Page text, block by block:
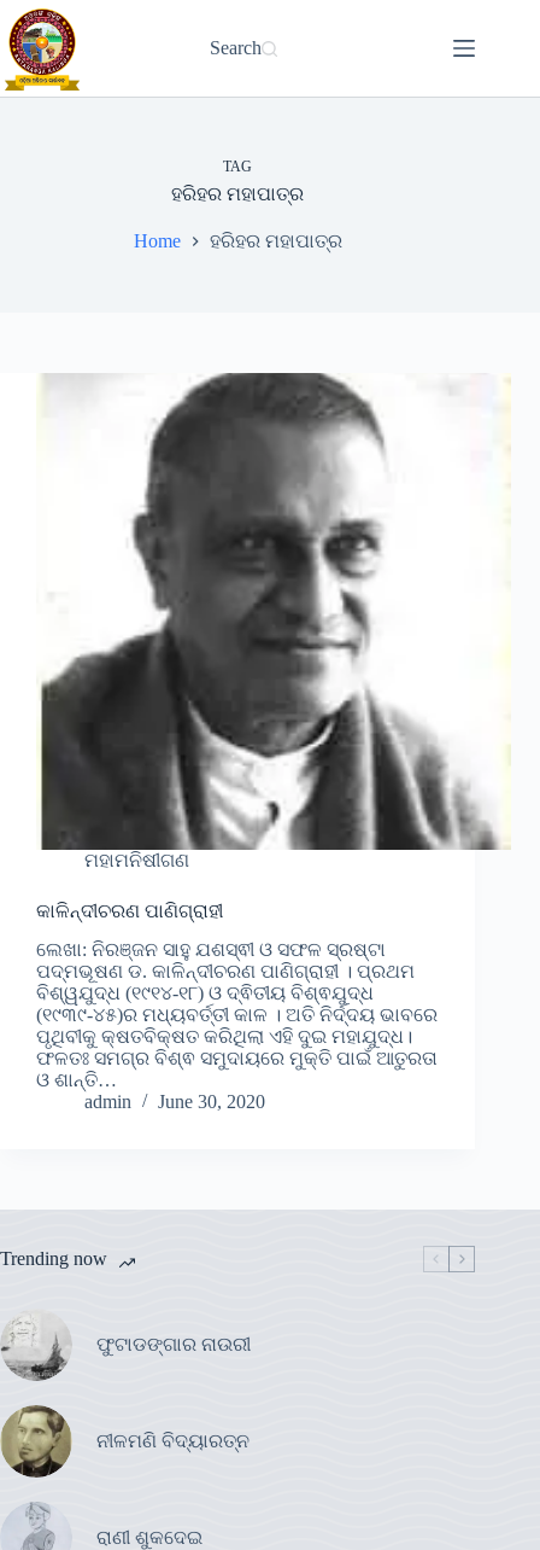
Skip
to
content
Search
TAG
ହରିହର ମହାପାତ୍ର
Home ହରିହର ମହାପାତ୍ର
ମହାମନିଷୀଗଣ
କାଳିନ୍ଦୀଚରଣ ପାଣିଗ୍ରାହୀ
ଲେଖା: ନିରଞ୍ଜନ ସାହୁ ଯଶସ୍ଵୀ ଓ ସଫଳ ସ୍ରଷ୍ଟା
ପଦ୍ମଭୂଷଣ ଡ. କାଳିନ୍ଦୀଚରଣ ପାଣିଗ୍ରାହୀ । ପ୍ରଥମ
ବିଶ୍ୱଯୁଦ୍ଧ (୧୯୧୪-୧୮) ଓ ଦ୍ଵିତୀୟ ବିଶ୍ଵଯୁଦ୍ଧ
(୧୯୩୯-୪୫)ର ମଧ୍ୟବର୍ତ୍ତୀ କାଳ । ଅତି ନିର୍ଦ୍ଦୟ ଭାବରେ
ପୃଥିବୀକୁ କ୍ଷତବିକ୍ଷତ କରିଥିଲା ଏହି ଦୁଇ ମହାଯୁଦ୍ଧ।
ଫଳତଃ ସମଗ୍ର ବିଶ୍ଵ ସମୁଦାୟରେ ମୁକ୍ତି ପାଇଁ ଆତୁରତା
ଓ ଶାନ୍ତି…
admin
June 30, 2020
Trending now
ଫୁଟାଡଙ୍ଗାର ନାଉରୀ
ନୀଳମଣି ବିଦ୍ୟାରତ୍ନ
ରାଣୀ ଶୁକଦେଇ